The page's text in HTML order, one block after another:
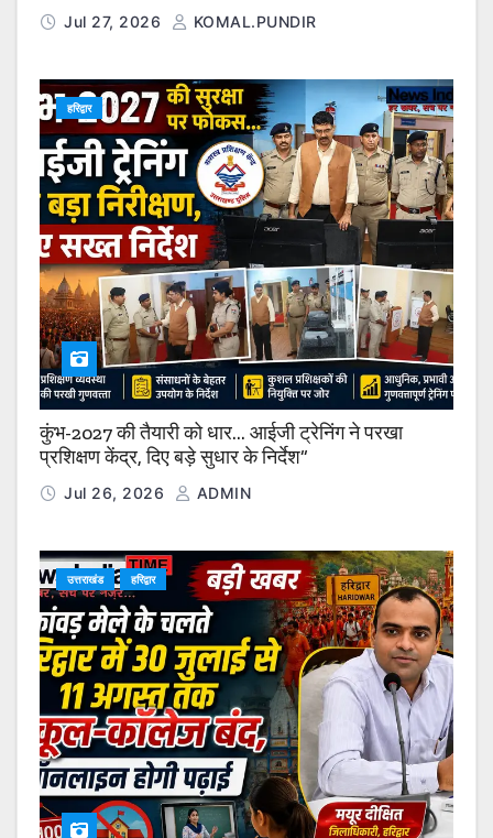
Jul 27, 2026 KOMAL.PUNDIR
हरिद्वार
कुंभ-2027 की तैयारी को धार… आईजी ट्रेनिंग ने परखा
प्रशिक्षण केंद्र, दिए बड़े सुधार के निर्देश”
Jul 26, 2026 ADMIN
उत्तराखंड हरिद्वार